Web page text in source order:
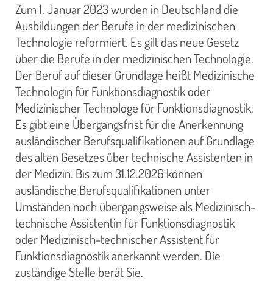
Zum 1. Januar 2023 wurden in Deutschland die
Ausbildungen der Berufe in der medizinischen
Technologie reformiert. Es gilt das neue Gesetz
über die Berufe in der medizinischen Technologie.
Der Beruf auf dieser Grundlage heißt Medizinische
Technologin für Funktionsdiagnostik oder
Medizinischer Technologe für Funktionsdiagnostik.
Es gibt eine Übergangsfrist für die Anerkennung
ausländischer Berufsqualifikationen auf Grundlage
des alten Gesetzes über technische Assistenten in
der Medizin. Bis zum 31.12.2026 können
ausländische Berufsqualifikationen unter
Umständen noch übergangsweise als Medizinisch-
technische Assistentin für Funktionsdiagnostik
oder Medizinisch-technischer Assistent für
Funktionsdiagnostik anerkannt werden. Die
zuständige Stelle berät Sie.